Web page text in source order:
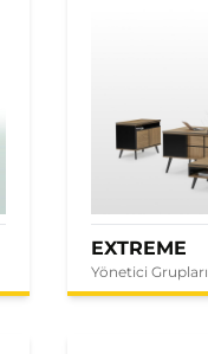
EXTREME
Yönetici Grupları